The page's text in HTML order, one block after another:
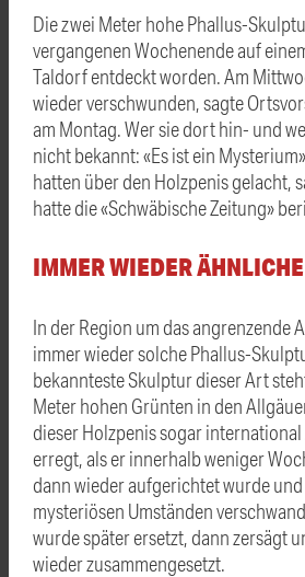
Die zwei Meter hohe Phallus-
vergangenen Wochenende auf
Taldorf entdeckt worden. Am
wieder verschwunden, sagte
am Montag. Wer sie dort hin- und
nicht bekannt: «Es ist ein
hatten über den Holzpenis gelacht,
hatte die «Schwäbische Zeitung»
IMMER WIEDER
In der Region um das angrenzende
immer wieder solche Phallus-
bekannteste Skulptur dieser Art
Meter hohen Grünten in den
dieser Holzpenis sogar
erregt, als er innerhalb weniger
dann wieder aufgerichtet wurde
mysteriösen Umständen
wurde später ersetzt, dann zersägt
wieder zusammengesetzt.